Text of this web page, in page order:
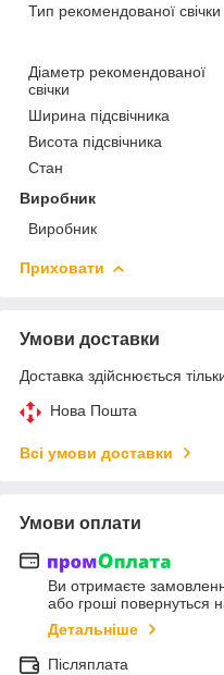
Тип рекомендованої свічки
Діаметр рекомендованої
свічки
Ширина підсвічника
Висота підсвічника
Стан
Виробник
Виробник
Приховати
Умови доставки
Доставка здійснюється
Нова Пошта
Всі умови доставки
Умови оплати
Ви отримаєте
або гроші повернуться
Детальніше
Післяплата